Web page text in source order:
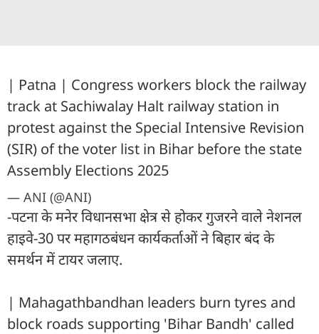
| Patna | Congress workers block the railway
track at Sachiwalay Halt railway station in
protest against the Special Intensive Revision
(SIR) of the voter list in Bihar before the state
Assembly Elections 2025
— ANI (@ANI)
-पटना के मनेर विधानसभा क्षेत्र से होकर गुजरने वाले नेशनल
हाइवे-30 पर महागठबंधन कार्यकर्ताओं ने बिहार बंद के
समर्थन में टायर जलाए.
| Mahagathbandhan leaders burn tyres and
block roads supporting 'Bihar Bandh' called